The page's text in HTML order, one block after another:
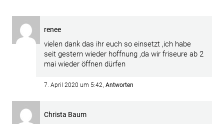
renee
vielen dank das ihr euch so einsetzt ,ich habe
seit gestern wieder hoffnung ,da wir friseure ab 2
mai wieder öffnen dürfen
7. April 2020 um 5:42 Antworten
Christa Baum